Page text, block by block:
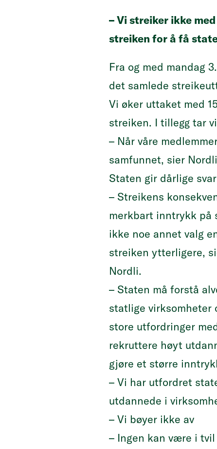
– Vi streiker ikke
streiken for å få
Fra og med mandag
det samlede
Vi øker uttaket med
streiken. I tillegg tar
– Når våre
samfunnet, sier
Staten gir dårlige svar
– Streikens
merkbart inntrykk på
ikke noe annet valg
streiken ytterligere,
Nordli.
– Staten må forstå
statlige virksomheter
store utfordringer
rekruttere høyt
gjøre et større
– Vi har utfordret
utdannede i
– Vi bøyer ikke av
– Ingen kan være i